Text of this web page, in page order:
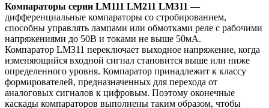
Компараторы серии LM111 LM211 LM311 —
дифференциальные компараторы со стробированием,
способны управлять лампами или обмотками реле с рабочими
напряжениями до 50В и токами не выше 50мА.
Компаратор LM311 переключает выходное напряжение, когда
изменяющийся входной сигнал становится выше или ниже
определенного уровня. Компаратор принадлежит к классу
формирователей, предназначенных для перехода от
аналоговых сигналов к цифровым. Поэтому оконечные
каскады компараторов выполнены таким образом, чтобы